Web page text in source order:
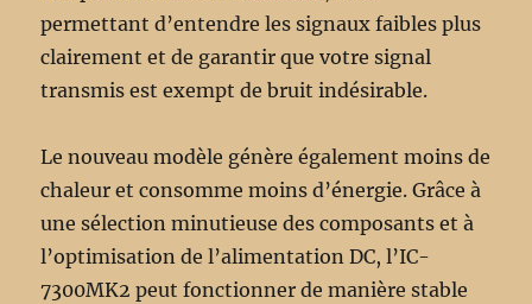
permettant d’entendre les signaux faibles plus
clairement et de garantir que votre signal
transmis est exempt de bruit indésirable.
Le nouveau modèle génère également moins de
chaleur et consomme moins d’énergie. Grâce à
une sélection minutieuse des composants et à
l’optimisation de l’alimentation DC, l’IC-
7300MK2 peut fonctionner de manière stable